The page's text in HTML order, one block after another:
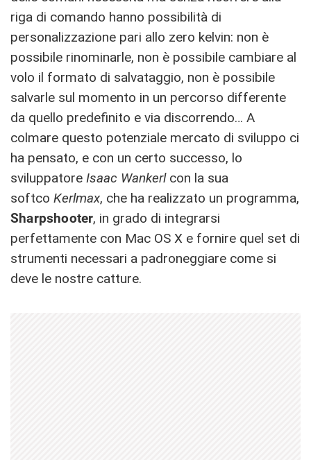
riga di comando hanno possibilità di
personalizzazione pari allo zero kelvin: non è
possibile rinominarle, non è possibile cambiare al
volo il formato di salvataggio, non è possibile
salvarle sul momento in un percorso differente
da quello predefinito e via discorrendo… A
colmare questo potenziale mercato di sviluppo ci
ha pensato, e con un certo successo, lo
sviluppatore Isaac Wankerlcon la sua
softco Kerlmax, che ha realizzato un programma,
Sharpshooter, in grado di integrarsi
perfettamente con Mac OS X e fornire quel set di
strumenti necessari a padroneggiare come si
deve le nostre catture.